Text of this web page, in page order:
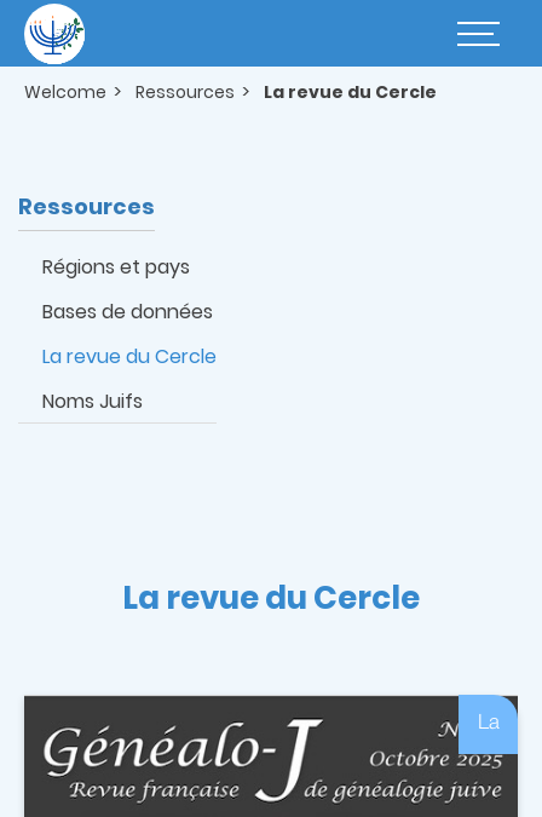
main
content
Basculer
Welcome Ressources La revue du Cercle
Ressources
Régions et pays
Bases de données
La revue du Cercle
Noms Juifs
La revue du Cercle
La